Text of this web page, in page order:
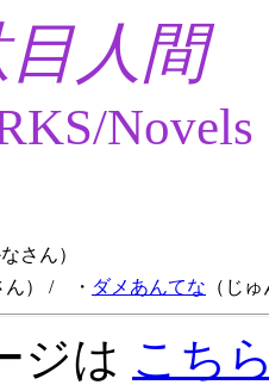
人間
Novels
さん）
） / ・ ダメあんてな （じ
ジは こち